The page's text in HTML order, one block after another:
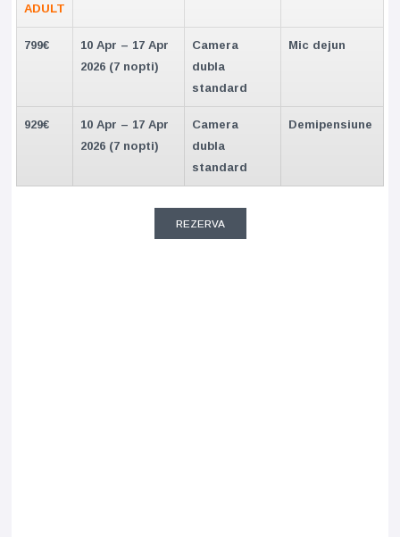
ADULT
799€
10 Apr – 17 Apr
2026 (7 nopti)
Camera
dubla
standard
Mic dejun
929€
10 Apr – 17 Apr
2026 (7 nopti)
Camera
dubla
standard
Demipensiune
REZERVA